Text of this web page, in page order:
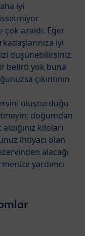
iyi
çok azaldı. Eğer
iyi
düşünebilirsiniz.
belirti yok buna
çıkıntının
oluşturduğu
doğumdan
kiloları
ihtiyacı olan
alacağı
yardımcı